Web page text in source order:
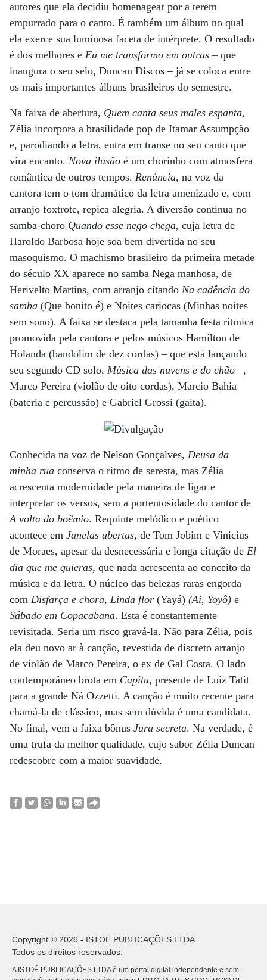
autores que ela decidiu homenagear por a terem
empurrado para o canto. É também um álbum no qual
ela exerce sua luminosa faceta de intérprete. O resultado
é dos melhores e Eu me transformo em outras – que
inaugura o seu selo, Duncan Discos – já se coloca entre
os mais importantes álbuns brasileiros do semestre.
Na faixa de abertura, Quem canta seus males espanta,
Zélia incorpora a brasilidade pop de Itamar Assumpção
e, parodiando a letra, entra em transe no seu canto que
vira encanto. Nova ilusão é um chorinho com atmosfera
romântica de outros tempos. Renúncia, na voz da
cantora tem o tom dramático da letra amenizado e, com
arranjo foxtrote, repica alegria. A diversão continua no
samba-choro Quando esse nego chega, cuja letra de
Haroldo Barbosa hoje soa bem divertida no seu
masoquismo. O machismo brasileiro da primeira metade
do século XX aparece no samba Nega manhosa, de
Herivelto Martins, com arranjo citando Na cadência do
samba (Que bonito é) e Noites cariocas (Minhas noites
sem sono). A faixa se destaca pela tamanha festa rítmica
promovida pela cantora e pelos músicos Hamilton de
Holanda (bandolim de dez cordas) – que está lançando
seu segundo CD solo, Música das nuvens e do chão –,
Marco Pereira (violão de oito cordas), Marcio Bahia
(bateria e percussão) e Gabriel Grossi (gaita).
Conhecida na voz de Nelson Gonçalves, Deusa da
minha rua conserva o ritmo de seresta, mas Zélia
acrescenta modernidade pela maneira de ligar e
interpretar os versos, sem a portentosidade do cantor de
A volta do boêmio. Requinte melódico e poético
acontece em Janelas abertas, de Tom Jobim e Vinicius
de Moraes, apesar da desnecessária e longa citação de El
dia que me quieras, que nada acrescenta ao conceito da
música e da letra. O núcleo das belezas raras engorda
com Disfarça e chora, Linda flor (Yayá) (Ai, Yoyô) e
Sábado em Copacabana. Esta é constantemente
revisitada. Seria um risco gravá-la. Não para Zélia, pois
ela deu novo ar à canção, revestida de discreto arranjo
de violão de Marco Pereira, o ex de Gal Costa. O lado
contemporâneo brota em Capitu, presente de Luiz Tatit
para a grande Ná Ozzetti. A canção é muito recente para
chamá-la de clássico, mas sem dúvida é uma candidata.
No final, vem a faixa bônus Jura secreta. Na verdade, é
uma trufa da melhor qualidade, cujo sabor Zélia Duncan
redescobre com a maior suavidade.
Copyright © 2026 - ISTOÉ PUBLICAÇÕES LTDA
Todos os direitos reservados.
A ISTOÉ PUBLICAÇÕES LTDA é um portal digital independente e sem